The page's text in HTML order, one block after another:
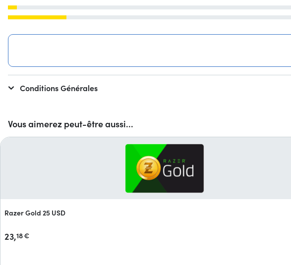
Vous aimerez peut-être aussi...
Razer Gold 25 USD
23,18€
Conditions Générales